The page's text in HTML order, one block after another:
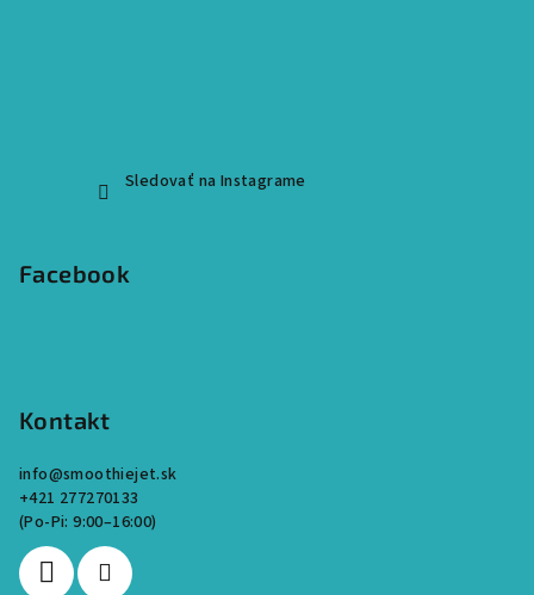
Sledovať na Instagrame
Facebook
Kontakt
info@smoothiejet.sk
+421 277270133